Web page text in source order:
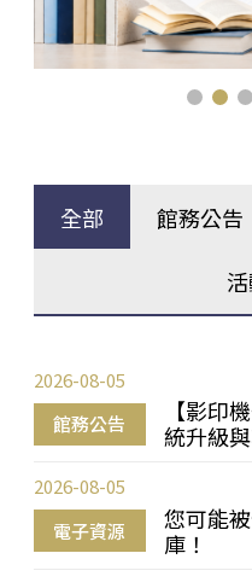
全部 館務公告
館務公告
【影印
統升級
2026-08-05
電子資源
您可能
庫！
2026-08-05